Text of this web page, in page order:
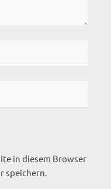
in diesem Browser
speichern.